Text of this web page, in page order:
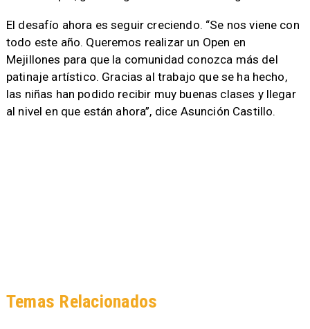
El desafío ahora es seguir creciendo. “Se nos viene con
todo este año. Queremos realizar un Open en
Mejillones para que la comunidad conozca más del
patinaje artístico. Gracias al trabajo que se ha hecho,
las niñas han podido recibir muy buenas clases y llegar
al nivel en que están ahora”, dice Asunción Castillo.
Temas Relacionados